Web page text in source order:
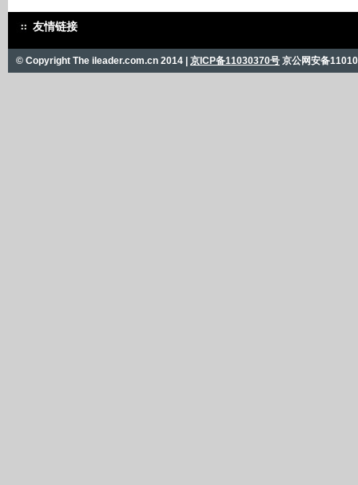
友情链接
© Copyright The ileader.com.cn 2014 | 京ICP备11030370号 京公网安备